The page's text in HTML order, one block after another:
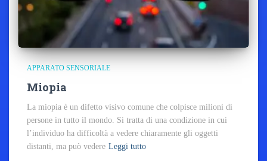
APPARATO SENSORIALE
Miopia
La miopia è un difetto visivo comune che colpisce milioni di
persone in tutto il mondo. Si tratta di una condizione in cui
l’individuo ha difficoltà a vedere chiaramente gli oggetti
distanti, ma può vedere Leggi tutto